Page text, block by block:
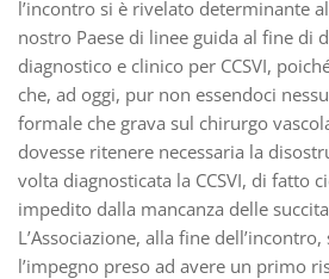
l’incontro si è rivelato determinante
nostro Paese di linee guida al fine di
diagnostico e clinico per CCSVI,
che, ad oggi, pur non essendoci
formale che grava sul chirurgo
dovesse ritenere necessaria la
volta diagnosticata la CCSVI, di fatto
impedito dalla mancanza delle
L’Associazione, alla fine
l’impegno preso ad avere un primo